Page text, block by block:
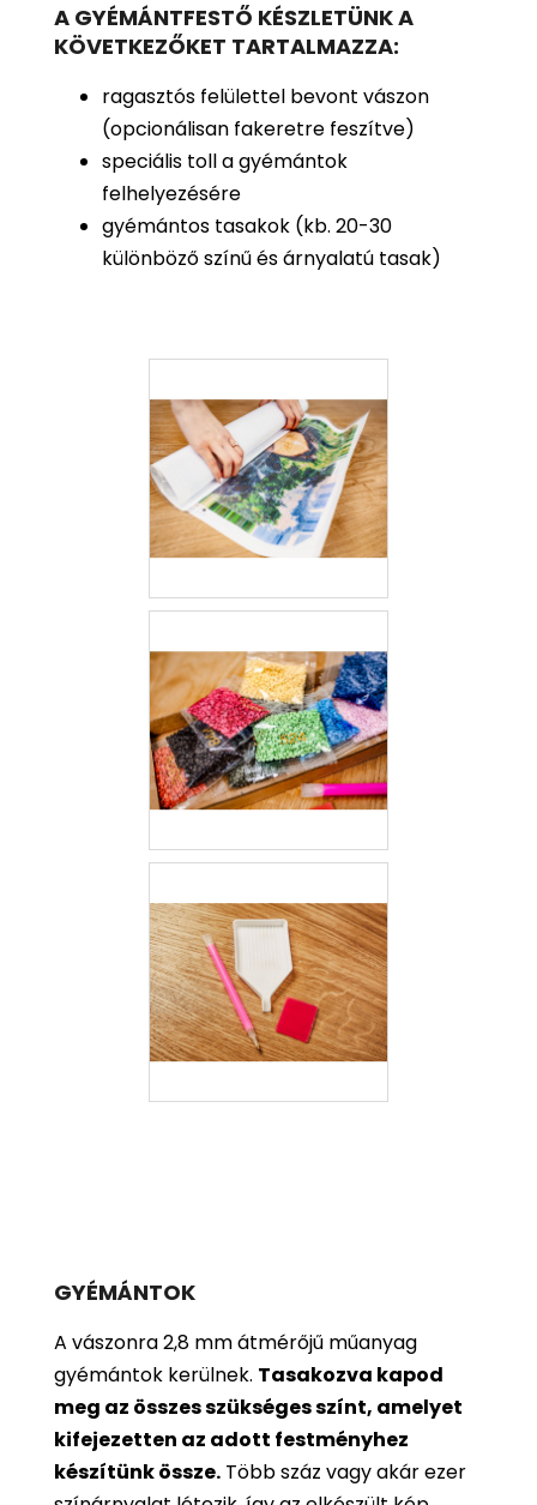
A GYÉMÁNTFESTŐ KÉSZLETÜNK A
KÖVETKEZŐKET TARTALMAZZA:
ragasztós felülettel bevont vászon
(opcionálisan fakeretre feszítve)
speciális toll a gyémántok
felhelyezésére
gyémántos tasakok (kb. 20-30
különböző színű és árnyalatú tasak)
GYÉMÁNTOK
A vászonra 2,8 mm átmérőjű műanyag
gyémántok kerülnek. Tasakozva kapod
meg az összes szükséges színt, amelyet
kifejezetten az adott festményhez
készítünk össze. Több száz vagy akár ezer